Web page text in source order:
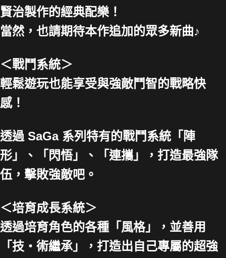
賢治製作的經典配樂！
當然，也請期待本作追加的眾多新曲♪
＜戰鬥系統＞
輕鬆遊玩也能享受與強敵鬥智的戰略快
感！
透過 SaGa 系列特有的戰鬥系統「陣
形」、「閃悟」、「連攜」，打造最強隊
伍，擊敗強敵吧。
＜培育成長系統＞
透過培育角色的各種「風格」，並善用
「技・術繼承」，打造出自己專屬的超強